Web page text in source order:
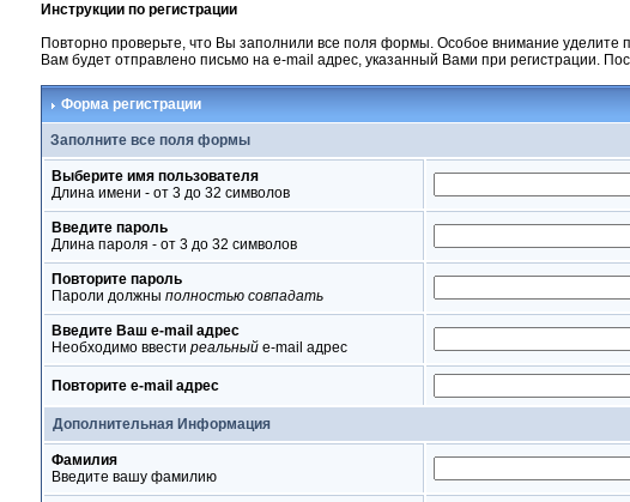
Инструкции по регистрации
Повторно проверьте, что Вы заполнили все поля формы. Особое внимание уделите
Вам будет отправлено письмо на e-mail адрес, указанный Вами при регистрации.
Форма регистрации
Заполните все поля формы
Выберите имя пользователя
Длина имени - от 3 до 32 символов
Введите пароль
Длина пароля - от 3 до 32 символов
Повторите пароль
Пароли должны полностью совпадать
Введите Ваш e-mail адрес
Необходимо ввести реальныйe-mail адрес
Повторите e-mail адрес
Дополнительная Информация
Фамилия
Введите вашу фамилию